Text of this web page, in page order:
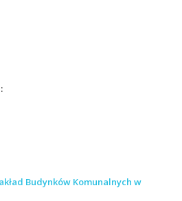
Budynków Komunalnych w